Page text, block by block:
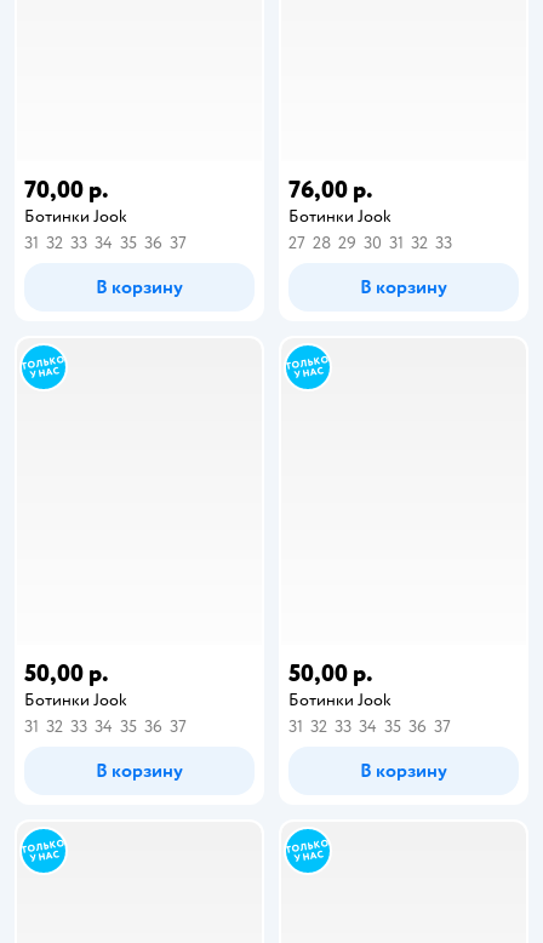
70,00 р.
Ботинки Jook
31 32 33 34 35 36 37
В корзину
76,00 р.
Ботинки Jook
27 28 29 30 31 32 33
В корзину
50,00 р.
Ботинки Jook
31 32 33 34 35 36 37
В корзину
50,00 р.
Ботинки Jook
31 32 33 34 35 36 37
В корзину